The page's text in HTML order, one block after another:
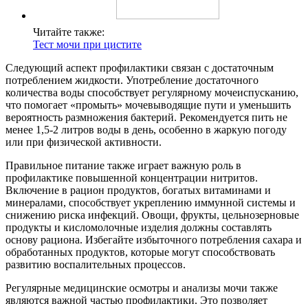
Читайте также:
Тест мочи при цистите
Следующий аспект профилактики связан с достаточным
потреблением жидкости. Употребление достаточного
количества воды способствует регулярному мочеиспусканию,
что помогает «промыть» мочевыводящие пути и уменьшить
вероятность размножения бактерий. Рекомендуется пить не
менее 1,5-2 литров воды в день, особенно в жаркую погоду
или при физической активности.
Правильное питание также играет важную роль в
профилактике повышенной концентрации нитритов.
Включение в рацион продуктов, богатых витаминами и
минералами, способствует укреплению иммунной системы и
снижению риска инфекций. Овощи, фрукты, цельнозерновые
продукты и кисломолочные изделия должны составлять
основу рациона. Избегайте избыточного потребления сахара и
обработанных продуктов, которые могут способствовать
развитию воспалительных процессов.
Регулярные медицинские осмотры и анализы мочи также
являются важной частью профилактики. Это позволяет